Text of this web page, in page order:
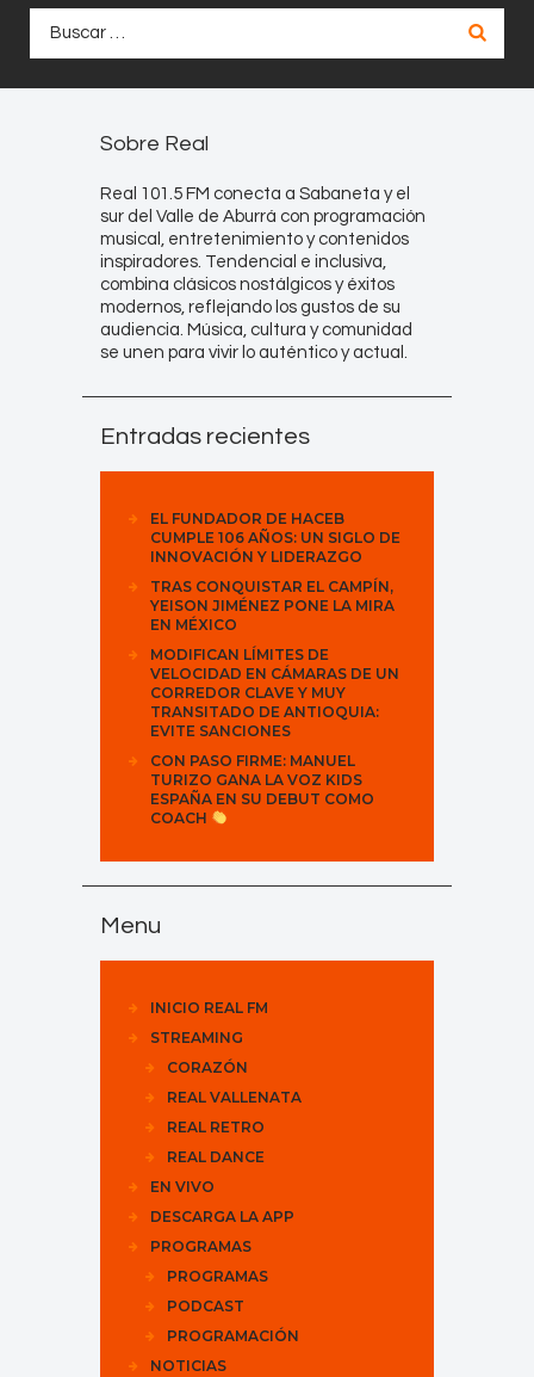
Sobre Real
Real 101.5 FM conecta a Sabaneta y el
sur del Valle de Aburrá con programación
musical, entretenimiento y contenidos
inspiradores. Tendencial e inclusiva,
combina clásicos nostálgicos y éxitos
modernos, reflejando los gustos de su
audiencia. Música, cultura y comunidad
se unen para vivir lo auténtico y actual.
Entradas recientes
EL FUNDADOR DE HACEB
CUMPLE 106 AÑOS: UN SIGLO DE
INNOVACIÓN Y LIDERAZGO
TRAS CONQUISTAR EL CAMPÍN,
YEISON JIMÉNEZ PONE LA MIRA
EN MÉXICO
MODIFICAN LÍMITES DE
VELOCIDAD EN CÁMARAS DE UN
CORREDOR CLAVE Y MUY
TRANSITADO DE ANTIOQUIA:
EVITE SANCIONES
CON PASO FIRME: MANUEL
TURIZO GANA LA VOZ KIDS
ESPAÑA EN SU DEBUT COMO
COACH
Menu
INICIO REAL FM
STREAMING
CORAZÓN
REAL VALLENATA
REAL RETRO
REAL DANCE
EN VIVO
DESCARGA LA APP
PROGRAMAS
PROGRAMAS
PODCAST
PROGRAMACIÓN
NOTICIAS